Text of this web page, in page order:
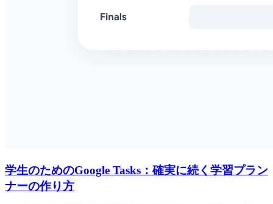
学生のためのGoogle Tasks：確実に続く学習プラン
ナーの作り方